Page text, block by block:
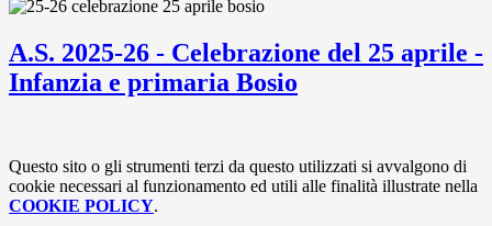
A.S. 2025-26 - Celebrazione del 25 aprile -
Infanzia e primaria Bosio
Questo sito o gli strumenti terzi da questo utilizzati si avvalgono di
cookie necessari al funzionamento ed utili alle finalità illustrate nella
COOKIE POLICY.